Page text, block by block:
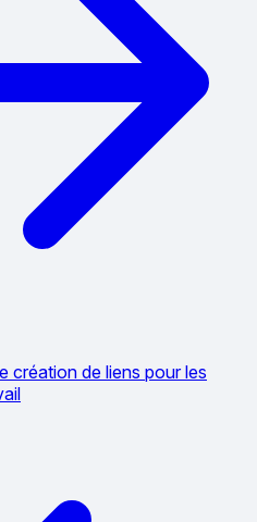
création de liens pour les